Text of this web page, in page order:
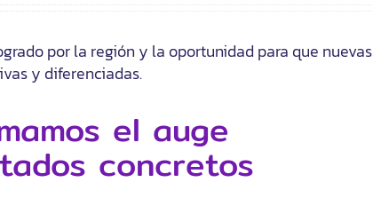
por la región y la oportunidad para que nuevas
y diferenciadas.
el auge
concretos